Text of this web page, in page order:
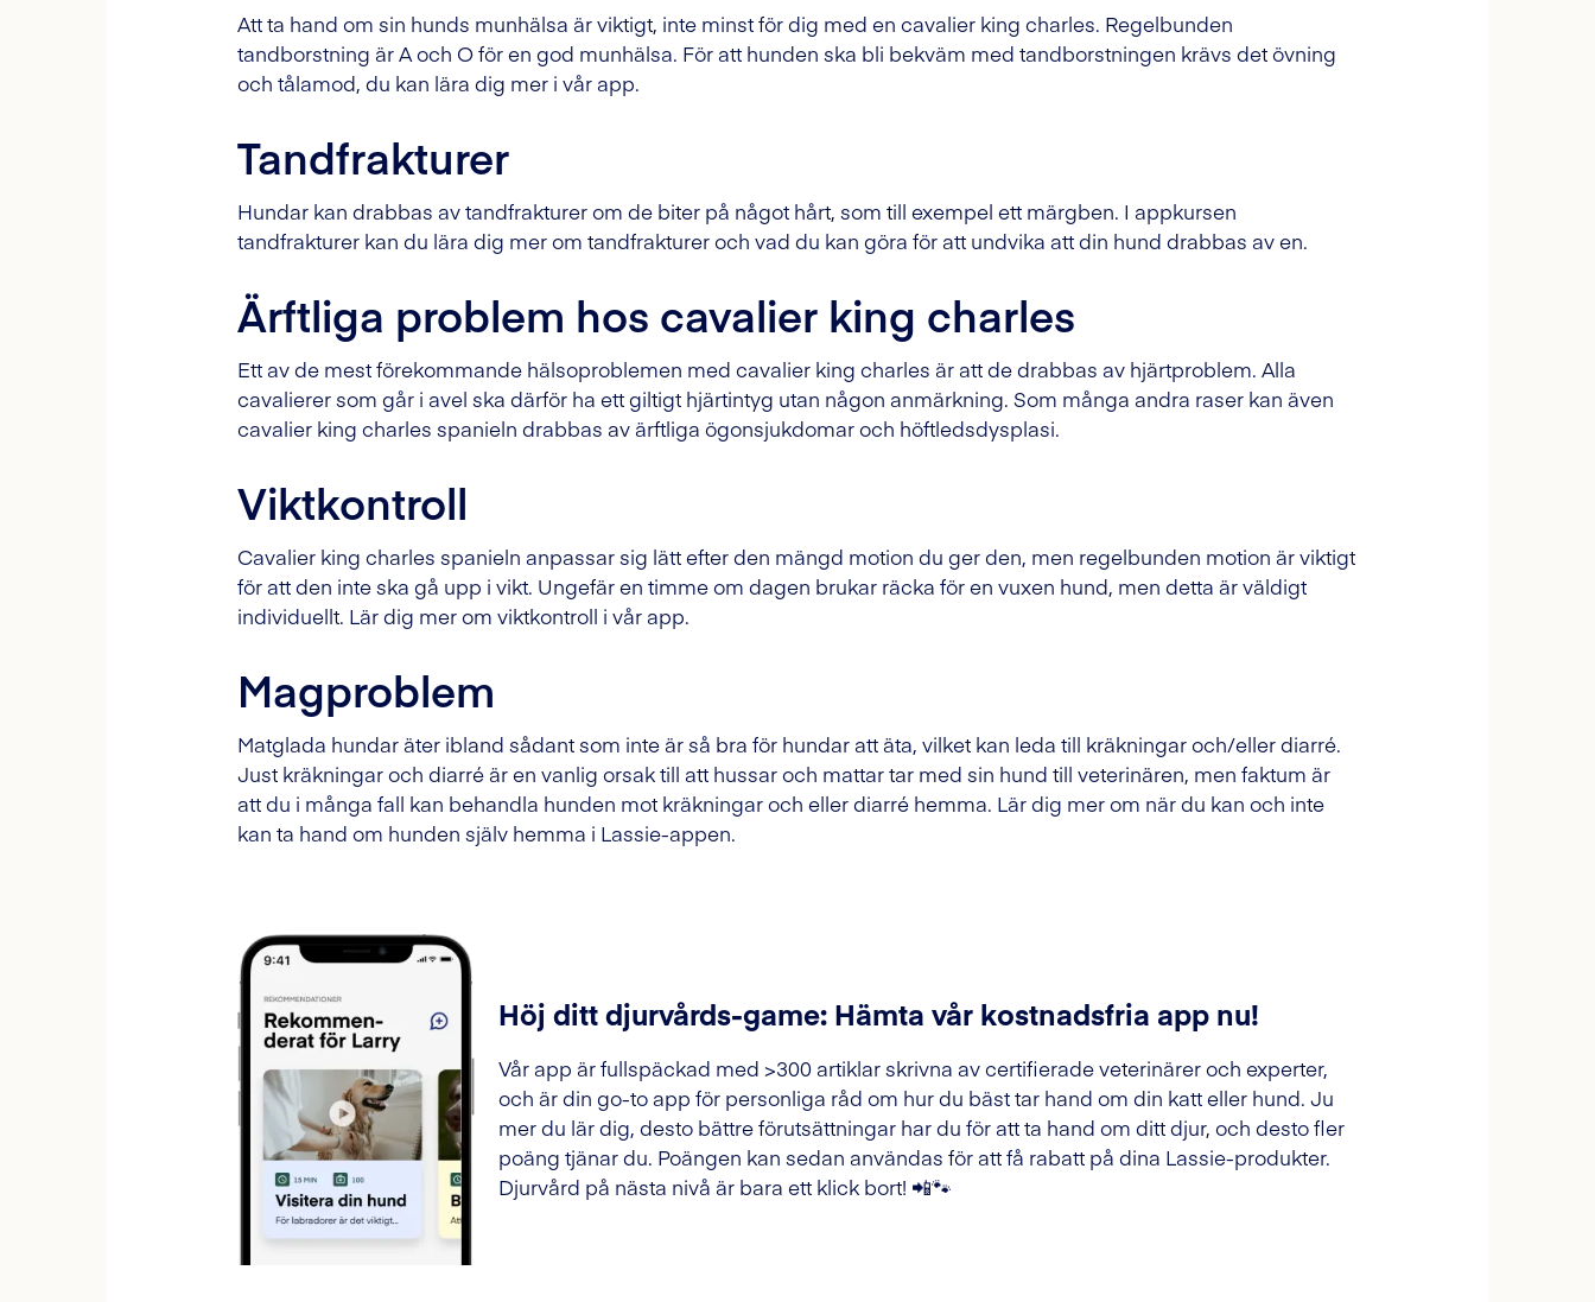
Att ta hand om sin hunds munhälsa är viktigt, inte minst för dig med en cavalier king charles. Regelbunden
tandborstning är A och O för en god munhälsa. För att hunden ska bli bekväm med tandborstningen krävs det övning
och tålamod, du kan lära dig mer i vår app.
Tandfrakturer
Hundar kan drabbas av tandfrakturer om de biter på något hårt, som till exempel ett märgben. I appkursen
tandfrakturer kan du lära dig mer om tandfrakturer och vad du kan göra för att undvika att din hund drabbas av en.
Ärftliga problem hos cavalier king charles
Ett av de mest förekommande hälsoproblemen med cavalier king charles är att de drabbas av hjärtproblem. Alla
cavalierer som går i avel ska därför ha ett giltigt hjärtintyg utan någon anmärkning. Som många andra raser kan även
cavalier king charles spanieln drabbas av ärftliga ögonsjukdomar och höftledsdysplasi.
Viktkontroll
Cavalier king charles spanieln anpassar sig lätt efter den mängd motion du ger den, men regelbunden motion är viktigt
för att den inte ska gå upp i vikt. Ungefär en timme om dagen brukar räcka för en vuxen hund, men detta är väldigt
individuellt. Lär dig mer om viktkontroll i vår app.
Magproblem
Matglada hundar äter ibland sådant som inte är så bra för hundar att äta, vilket kan leda till kräkningar och/eller diarré.
Just kräkningar och diarré är en vanlig orsak till att hussar och mattar tar med sin hund till veterinären, men faktum är
att du i många fall kan behandla hunden mot kräkningar och eller diarré hemma. Lär dig mer om när du kan och inte
kan ta hand om hunden själv hemma i Lassie-appen.
Höj ditt djurvårds-game: Hämta vår kostnadsfria app nu!
Vår app är fullspäckad med >300 artiklar skrivna av certifierade veterinärer och experter,
och är din go-to app för personliga råd om hur du bäst tar hand om din katt eller hund. Ju
mer du lär dig, desto bättre förutsättningar har du för att ta hand om ditt djur, och desto fler
poäng tjänar du. Poängen kan sedan användas för att få rabatt på dina Lassie-produkter.
Djurvård på nästa nivå är bara ett klick bort! 📲🐾